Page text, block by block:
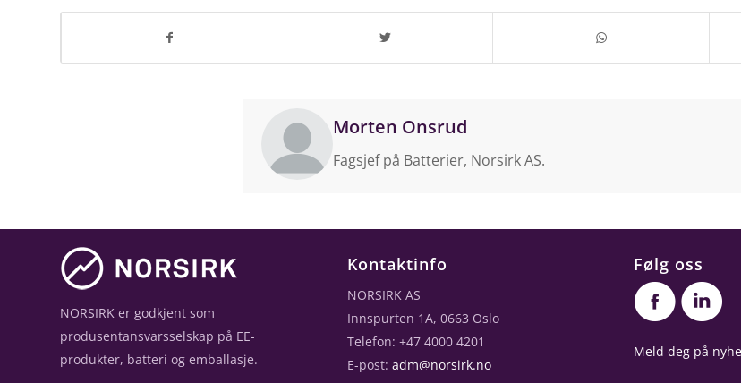
Morten Onsrud
Fagsjef på Batterier, Norsirk AS.
NORSIRK er godkjent som
produsentansvarsselskap på EE-
produkter, batteri og emballasje.
Kontaktinfo
NORSIRK AS
Innspurten 1A, 0663 Oslo
Telefon: +47 4000 4201
E-post: adm@norsirk.no
Følg oss
Meld deg på